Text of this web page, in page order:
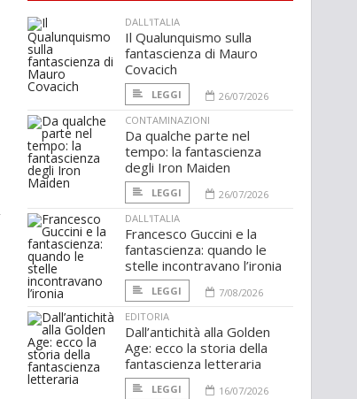
DALL'ITALIA
Il Qualunquismo sulla
fantascienza di Mauro
Covacich
LEGGI
26/07/2026
CONTAMINAZIONI
Da qualche parte nel
tempo: la fantascienza
degli Iron Maiden
LEGGI
26/07/2026
DALL'ITALIA
Francesco Guccini e la
fantascienza: quando le
stelle incontravano l’ironia
LEGGI
7/08/2026
EDITORIA
Dall’antichità alla Golden
Age: ecco la storia della
fantascienza letteraria
LEGGI
16/07/2026